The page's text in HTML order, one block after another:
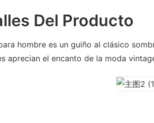
Del Producto
hombre es un guiño al clásico
el encanto de la moda